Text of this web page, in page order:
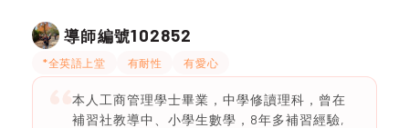
導師編號102852
*全英語上堂 有耐性 有愛心
本人工商管理學士畢業，中學修讀理科，曾在
補習社教導中、小學生數學，8年多補習經驗,